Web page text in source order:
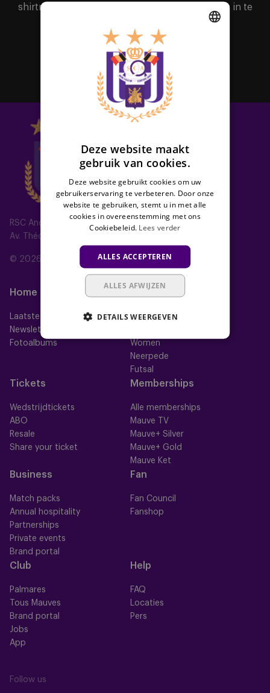
RSC Anderlecht
Av. Théo Verbeeck 2, 1070 Anderlecht, Belgium
© 2026 RSC Anderlecht
Home
Laatste nieuws
Newsletter
Fotoalbums
Ploegen
Eerste ploeg
Women
Neerpede
Futsal
Tickets
Wedstrijdtickets
ABO
Resale
Share your ticket
Memberships
Alle memberships
Mauve TV
Mauve+ Silver
Mauve+ Gold
Mauve Ket
Business
Match packs
Annual hospitality
Partnerships
Private events
Brand portal
Fan
Fan Council
Fanshop
Club
Palmares
Tous Mauves
Brand portal
Jobs
App
Help
FAQ
Locaties
Pers
Follow us
shirtreleases of interessante promoties door je in te
Abonneer
Deze website maakt
gebruik van cookies.
Deze website gebruikt cookies om uw
gebruikerservaring te verbeteren. Door onze
website te gebruiken, stemt u in met alle
cookies in overeenstemming met ons
Cookiebeleid. Lees verder
ALLES ACCEPTEREN
ALLES AFWIJZEN
DETAILS WEERGEVEN